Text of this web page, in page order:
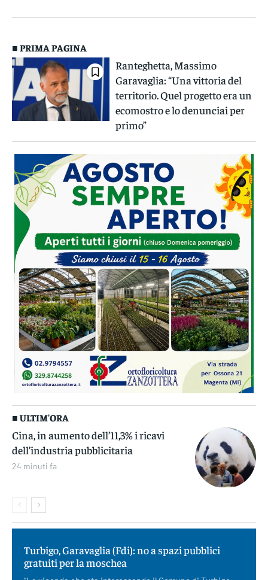
■ PRIMA PAGINA
Ranteghetta, Massimo
Garavaglia: “Una vittoria del
territorio. Quel progetto era un
ecomostro e lo denunciai per
primo”
■ ULTIM'ORA
Cina, in aumento dell’11,3% i ricavi
dell’industria pubblicitaria
24 minuti fa
Turbigo, Garavaglia (Fdi): no a spazi pubblici
gratuiti per la moschea